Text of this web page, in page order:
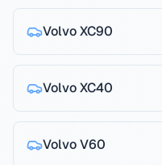
VolvoXC90
VolvoXC40
VolvoV60